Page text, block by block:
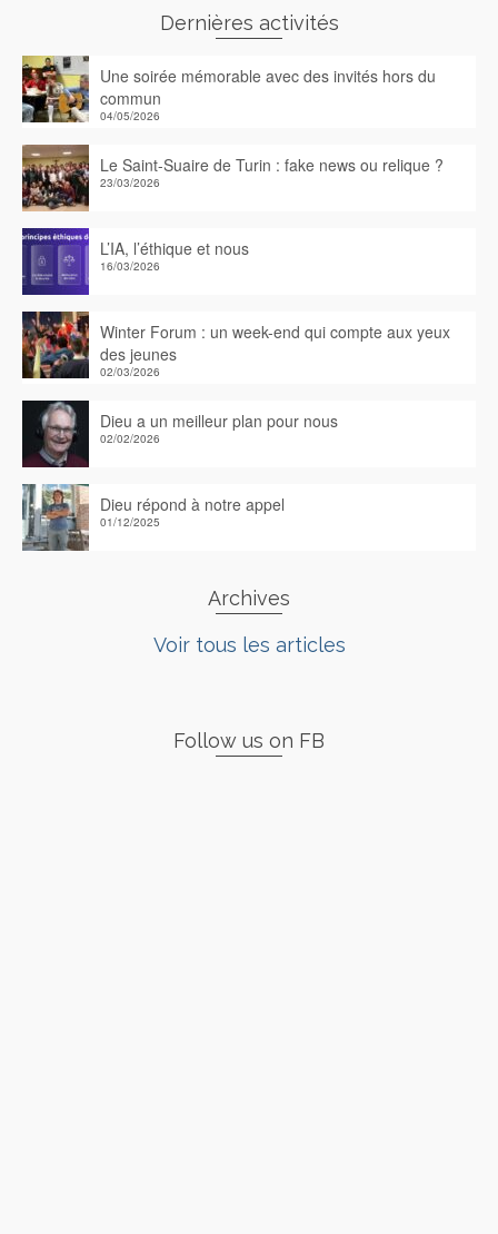
Dernières activités
Une soirée mémorable avec des invités hors du
commun
04/05/2026
Le Saint-Suaire de Turin : fake news ou relique ?
23/03/2026
L’IA, l’éthique et nous
16/03/2026
Winter Forum : un week-end qui compte aux yeux
des jeunes
02/03/2026
Dieu a un meilleur plan pour nous
02/02/2026
Dieu répond à notre appel
01/12/2025
Archives
Voir tous les articles
Follow us on FB